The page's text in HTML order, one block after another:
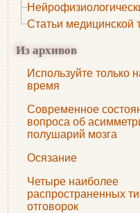
Статьи медицинской
Из архивов
Используйте только
время
Современное
вопроса об
полушарий мозга
Осязание
Четыре наиболее
распространенных
отговорок